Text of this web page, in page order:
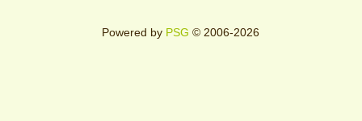
Powered by PSG © 2006-2026